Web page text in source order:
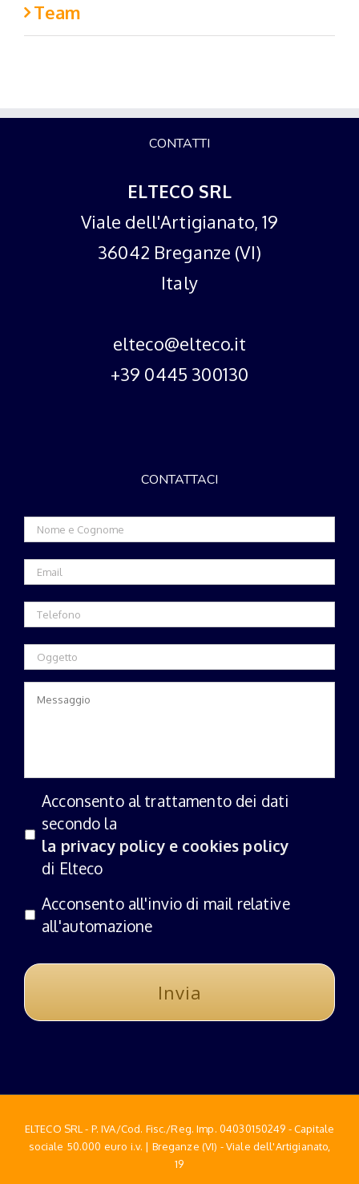
Team
CONTATTI
ELTECO SRL
Viale dell'Artigianato, 19
36042 Breganze (VI)
Italy
elteco@elteco.it
+39 0445 300130
CONTATTACI
Acconsento al trattamento dei dati
secondo la
la privacy policy e cookies policy
di Elteco
Acconsento all'invio di mail relative
all'automazione
ELTECO SRL - P. IVA/Cod. Fisc./Reg. Imp. 04030150249 - Capitale
sociale 50.000 euro i.v. | Breganze (VI) - Viale dell'Artigianato,
19